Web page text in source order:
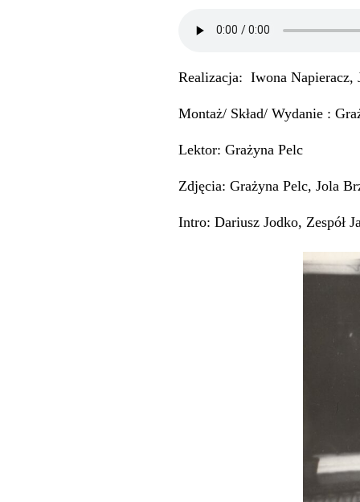
Realizacja: Iwona Napieracz,
Montaż/ Skład/ Wydanie :
Lektor: Grażyna Pelc
Zdjęcia: Grażyna Pelc, Jola
Intro: Dariusz Jodko, Zespół